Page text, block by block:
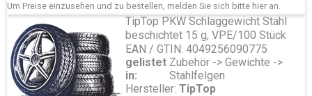
Um Preise einzusehen und zu bestellen, melden Sie sich bitte hier an.
TipTop PKW Schlaggewicht Stahl
beschichtet 15 g, VPE/100 Stück
EAN / GTIN: 4049256090775
gelistet
in:
Zubehör -> Gewichte ->
Stahlfelgen
Hersteller: TipTop